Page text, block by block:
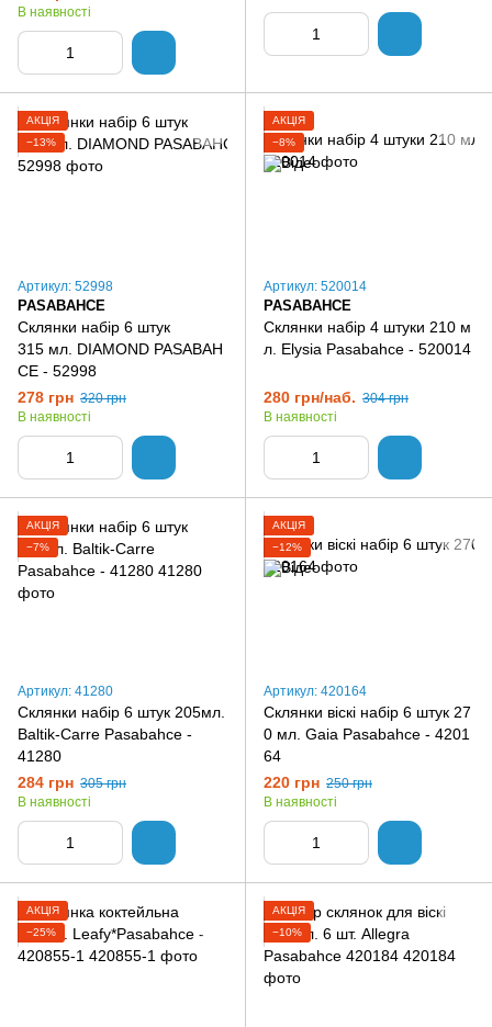
В наявності
АКЦІЯ
−13%
Артикул: 52998
PASABAHCE
Склянки набір 6 штук
315 мл. DIAMOND PASABAH
CE - 52998
278 грн 320 грн
В наявності
АКЦІЯ
−8%
Артикул: 520014
PASABAHCE
Склянки набір 4 штуки 210 м
л. Elysia Pasabahce - 520014
280 грн/наб. 304 грн
В наявності
АКЦІЯ
−7%
Артикул: 41280
Склянки набір 6 штук 205мл.
Baltik-Carre Pasabahce -
41280
284 грн 305 грн
В наявності
АКЦІЯ
−12%
Артикул: 420164
Склянки віскі набір 6 штук 27
0 мл. Gaia Pasabahce - 4201
64
220 грн 250 грн
В наявності
АКЦІЯ
−25%
АКЦІЯ
−10%